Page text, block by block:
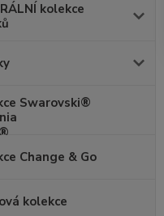
kolekce
Swarovski®
Change & Go
kolekce